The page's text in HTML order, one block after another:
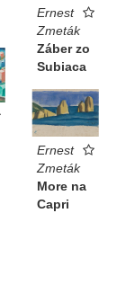
Ernest
Zmeták
Záber zo
Subiaca
Ernest
Zmeták
More na
Capri